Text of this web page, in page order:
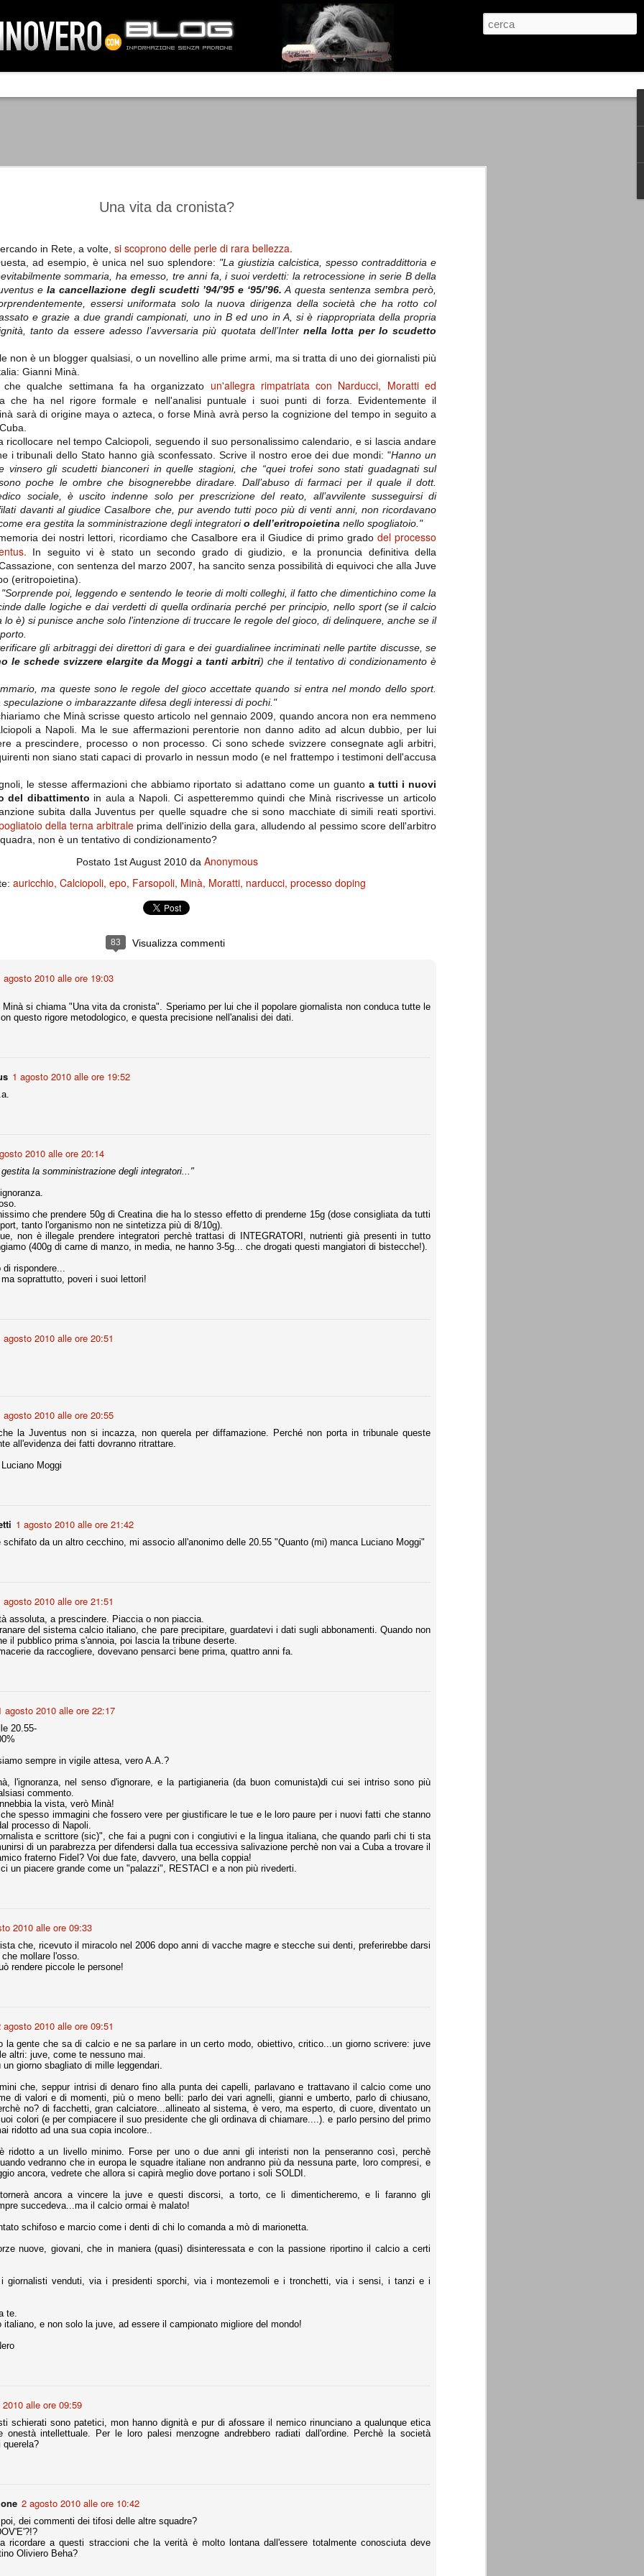
Una vita da cronista?
in Rete, a volte, si scoprono delle perle di rara bellezza.
ad esempio, è unica nel suo splendore: "La giustizia calcistica, spesso contraddittoria e
sommaria, ha emesso, tre anni fa, i suoi verdetti: la retrocessione in serie B della
ela cancellazione degli scudetti ’94/’95 e ‘95/’96. A questa sentenza sembra però,
essersi uniformata solo la nuova dirigenza della società che ha rotto col
e grazie a due grandi campionati, uno in B ed uno in A, si è riappropriata della propria
tanto da essere adesso l’avversaria più quotata dell’Internella lotta per lo scudetto
non è un blogger qualsiasi, o un novellino alle prime armi, ma si tratta di uno dei giornalisti più
Gianni Minà.
qualche settimana fa ha organizzato un'allegra rimpatriata con Narducci, Moratti ed
che ha nel rigore formale e nell'analisi puntuale i suoi punti di forza. Evidentemente il
sarà di origine maya o azteca, o forse Minà avrà perso la cognizione del tempo in seguito a
ricollocare nel tempo Calciopoli, seguendo il suo personalissimo calendario, e si lascia andare
i tribunali dello Stato hanno già sconfessato. Scrive il nostro eroe dei due mondi: "Hanno un
vinsero gli scudetti bianconeri in quelle stagioni, che “quei trofei sono stati guadagnati sul
poche le ombre che bisognerebbe diradare. Dall’abuso di farmaci per il quale il dott.
sociale, è uscito indenne solo per prescrizione del reato, all’avvilente susseguirsi di
davanti al giudice Casalbore che, pur avendo tutti poco più di venti anni, non ricordavano
era gestita la somministrazione degli integratorio dell’eritropoietina nello spogliatoio."
dei nostri lettori, ricordiamo che Casalbore era il Giudice di primo grado del processo
In seguito vi è stato un secondo grado di giudizio, e la pronuncia definitiva della
con sentenza del marzo 2007, ha sancito senza possibilità di equivoci che alla Juve
(eritropoietina).
"Sorprende poi, leggendo e sentendo le teorie di molti colleghi, il fatto che dimentichino come la
dalle logiche e dai verdetti di quella ordinaria perché per principio, nello sport (se il calcio
lo è) si punisce anche solo l’intenzione di truccare le regole del gioco, di delinquere, anche se il
gli arbitraggi dei direttori di gara e dei guardialinee incriminati nelle partite discusse, se
le schede svizzere elargite da Moggi a tanti arbitri) che il tentativo di condizionamento è
ma queste sono le regole del gioco accettate quando si entra nel mondo dello sport.
o imbarazzante difesa degli interessi di pochi."
che Minà scrisse questo articolo nel gennaio 2009, quando ancora non era nemmeno
a Napoli. Ma le sue affermazioni perentorie non danno adito ad alcun dubbio, per lui
a prescindere, processo o non processo. Ci sono schede svizzere consegnate agli arbitri,
non siano stati capaci di provarlo in nessun modo (e nel frattempo i testimoni dell'accusa
le stesse affermazioni che abbiamo riportato si adattano come un guantoa tutti i nuovi
del dibattimento in aula a Napoli. Ci aspetteremmo quindi che Minà riscrivesse un articolo
subita dalla Juventus per quelle squadre che si sono macchiate di simili reati sportivi.
della terna arbitrale prima dell'inizio della gara, alludendo al pessimo score dell'arbitro
non è un tentativo di condizionamento?
Postato 1st August 2010da Anonymous
auricchio Calciopoli epo Farsopoli Minà Moratti narducci processo doping
83 Visualizza commenti
agosto 2010 alle ore 19:03
si chiama "Una vita da cronista". Speriamo per lui che il popolare giornalista non conduca tutte le
questo rigore metodologico, e questa precisione nell'analisi dei dati.
1 agosto 2010 alle ore 19:52
2010 alle ore 20:14
la somministrazione degli integratori..."
che prendere 50g di Creatina die ha lo stesso effetto di prenderne 15g (dose consigliata da tutti
tanto l'organismo non ne sintetizza più di 8/10g).
non è illegale prendere integratori perchè trattasi di INTEGRATORI, nutrienti già presenti in tutto
(400g di carne di manzo, in media, ne hanno 3-5g... che drogati questi mangiatori di bistecche!).
rispondere...
soprattutto, poveri i suoi lettori!
agosto 2010 alle ore 20:51
agosto 2010 alle ore 20:55
la Juventus non si incazza, non querela per diffamazione. Perché non porta in tribunale queste
all'evidenza dei fatti dovranno ritrattare.
Moggi
1 agosto 2010 alle ore 21:42
schifato da un altro cecchino, mi associo all'anonimo delle 20.55 "Quanto (mi) manca Luciano Moggi"
agosto 2010 alle ore 21:51
assoluta, a prescindere. Piaccia o non piaccia.
del sistema calcio italiano, che pare precipitare, guardatevi i dati sugli abbonamenti. Quando non
il pubblico prima s'annoia, poi lascia la tribune deserte.
da raccogliere, dovevano pensarci bene prima, quattro anni fa.
agosto 2010 alle ore 22:17
20.55-
sempre in vigile attesa, vero A.A.?
l'ignoranza, nel senso d'ignorare, e la partigianeria (da buon comunista)di cui sei intriso sono più
commento.
la vista, verò Minà!
spesso immagini che fossero vere per giustificare le tue e le loro paure per i nuovi fatti che stanno
processo di Napoli.
e scrittore (sic)", che fai a pugni con i congiutivi e la lingua italiana, che quando parli chi ti sta
di un parabrezza per difendersi dalla tua eccessiva salivazione perchè non vai a Cuba a trovare il
fraterno Fidel? Voi due fate, davvero, una bella coppia!
un piacere grande come un "palazzi", RESTACI e a non più rivederti.
2010 alle ore 09:33
che, ricevuto il miracolo nel 2006 dopo anni di vacche magre e stecche sui denti, preferirebbe darsi
mollare l'osso.
rendere piccole le persone!
agosto 2010 alle ore 09:51
la gente che sa di calcio e ne sa parlare in un certo modo, obiettivo, critico...un giorno scrivere: juve
altri: juve, come te nessuno mai.
un giorno sbagliato di mille leggendari.
che, seppur intrisi di denaro fino alla punta dei capelli, parlavano e trattavano il calcio come uno
di valori e di momenti, più o meno belli: parlo dei vari agnelli, gianni e umberto, parlo di chiusano,
no? di facchetti, gran calciatore...allineato al sistema, è vero, ma esperto, di cuore, diventato un
colori (e per compiacere il suo presidente che gli ordinava di chiamare....). e parlo persino del primo
ridotto ad una sua copia incolore..
ridotto a un livello minimo. Forse per uno o due anni gli interisti non la penseranno così, perchè
vedranno che in europa le squadre italiane non andranno più da nessuna parte, loro compresi, e
ancora, vedrete che allora si capirà meglio dove portano i soli SOLDI.
ancora a vincere la juve e questi discorsi, a torto, ce li dimenticheremo, e li faranno gli
succedeva...ma il calcio ormai è malato!
schifoso e marcio come i denti di chi lo comanda a mò di marionetta.
nuove, giovani, che in maniera (quasi) disinteressata e con la passione riportino il calcio a certi
giornalisti venduti, via i presidenti sporchi, via i montezemoli e i tronchetti, via i sensi, i tanzi e i
te.
italiano, e non solo la juve, ad essere il campionato migliore del mondo!
alle ore 09:59
schierati sono patetici, mon hanno dignità e pur di afossare il nemico rinunciano a qualunque etica
onestà intellettuale. Per le loro palesi menzogne andrebbero radiati dall'ordine. Perchè la società
querela?
2 agosto 2010 alle ore 10:42
dei commenti dei tifosi delle altre squadre?
ricordare a questi straccioni che la verità è molto lontana dall'essere totalmente conosciuta deve
Oliviero Beha?
dell’estate 2006, sembrava
il corso degli eventi che si
condannando irreversibilmente.
SEP
15
Manchester City -
Juventus 1-2
La Juventus trionfa a
Manchester conquistandosi tre
importantissimi punti per la
qualificazione e mettendosi alle
campionato. Dopo un primo tempo
di sofferenza gli uomini di Allegri
hanno saputo reagire al gol
fortunoso (e non molto regolare)
segnato dagli inglesi e a portare a
casa il bottino intero.
SEP
12
Juventus - Chievo 1-1
La Juventus esce con un
misero punto dallo Juventus
Stadium, accentuando una crisi
che sembra non avere fine.
Nonostante il gol fortunoso del
la matassa sia molto, molto lunga
e difficile da sbrogliare.
11
La sentenza di
Cassazione su Moggi
Dal sito della Corte di
Cassazione:
"In Italia la Corte Suprema di
Cassazione è al vertice della
giurisdizione ordinaria; tra le
principali funzioni che le sono
attribuite dalla legge fondamentale
sull'ordinamento giudiziario del 30
gennaio 1941 n. 12 (art. 65) vi è
quella di assicurare "l'esatta
osservanza e l'uniforme
del diritto oggettivo nazionale, il
rispetto dei limiti delle diverse
giurisdizioni".
operazioni di calciomercato, oltre che sulle liste Uefa e serie A (e
già pubblicato un pezzo dedicato pochi giorni fa. Ricordiamo che
12 giocatori usciti nella sessione di calciomercato sono italiani, e
giocatori arrivati.
all'Olimpico. Una squadra che per i primi 75 minuti non ha
solo a 10 minuti dalla fine, dopo essere rimasta in 10 uomini.
regalato un'urna non facile alle italiane, specialmente alla Juventus,
forse più avvincente:
Donetsk (Ucr), Malmoe (Sve)
Utd (Ing), Cska Mosca (Rus), Wolfsburg (Ger).
Galatasaray (Tur), Astana (Kaz).
di sfortuna. Partita sbagliata come impostazione, a cominciare
la gestione della stessa. Può succedere. Oggi anche Allegri ha
abbia capito. Quindi, niente drammi e vediamo di imparare in
della sentenza di primo grado del processo sportivo
polemica sviluppatasi in questi giorni, soprattutto fra tifosi
che ognuno tiri l'acqua al suo mulino e difenda strenuamente il
o dell'assenza di prove. Ci interessa invece altro.
con le assurde accuse a Pepe e Bonucci, e la
ha conseguito il suo ottavo successo nelle 19 competizioni
e tre secondi posti in 19 competizioni: risultati impressionanti, da
negli ultimi 13 mesi, sono stati ottenuti (in 5 competizioni) 3
- Lazio 2-0
italiana, diventando così la squadra più titolata in Italia in
il Milan (a meno di classifiche e tabelle "galliane"), fermo a quota 6.
non è una barzelletta. O forse sì, fate voi, ma non fa ridere. Ci
non è una storiaccia legata alla ex Jugoslavia. Dicevamo che ci sono
età (29 anni), e sono fisicamente simili, entrambi grandi e grossi.
europee, e tutti e due sono appena arrivati a giocare in Italia. Il
finora sono le motivazioni del giudizio di Cassazione relativo a
scelto di farsi giudicare con il rito abbreviato.
dalla maggior parte dei media (chissà perché...), come fossero
quello che è: un allenamento in vista della stagione, una ghiotta
preziosi minuti nelle gambe. E chi sabato era allo stadio a San
delle liste.
di ammortamento + ingaggio lordo annuo. La somma della potenza
il 70 % del fatturato al netto delle plusvalenze (vedi regole del
fatturato 2014/15, che dovrebbe comunque essere intorno ai 320
16, esercizio appena iniziato.
sono già arrivati Rugani, Dybala, Khedira, Mandzukic, Neto, Zaza.
uno fra i maggiori talenti del calcio italiano della sua generazione,
bravo nell'anticipo, bravo in marcatura, bravo nello scegliere il tempo
Juventus era fare mercato e farlo subito, anche al fine di
annunciate di Tevez e Pirlo, svecchiando al contempo una rosa
di Rugani, Dybala e Zaza, il gentleman agreement con il
sono tutte mosse che puntano a ringiovanire la rosa affidandosi a
per la Juventus l'epoca degli accordi di compartecipazione
la data finale, data nella quale quella forma contrattuale (con
accordo) dovrà scomparire dal calcio italiano.
gli accordi di compartecipazione ancora in essere.
del Sassuolo, così come Berardi (ora al 100%). Se uno dei due
atto di quanto costerà. Di certo, quei due giocatori, insieme a
parecchio. Non sul piano sportivo, ma su quello finanziario. E non
mettersi tutto alle spalle e di organizzare il mercato per la
di gioco, interpreti, mentalità in campo... riproponendosi sempre e
15:
ai rigori).